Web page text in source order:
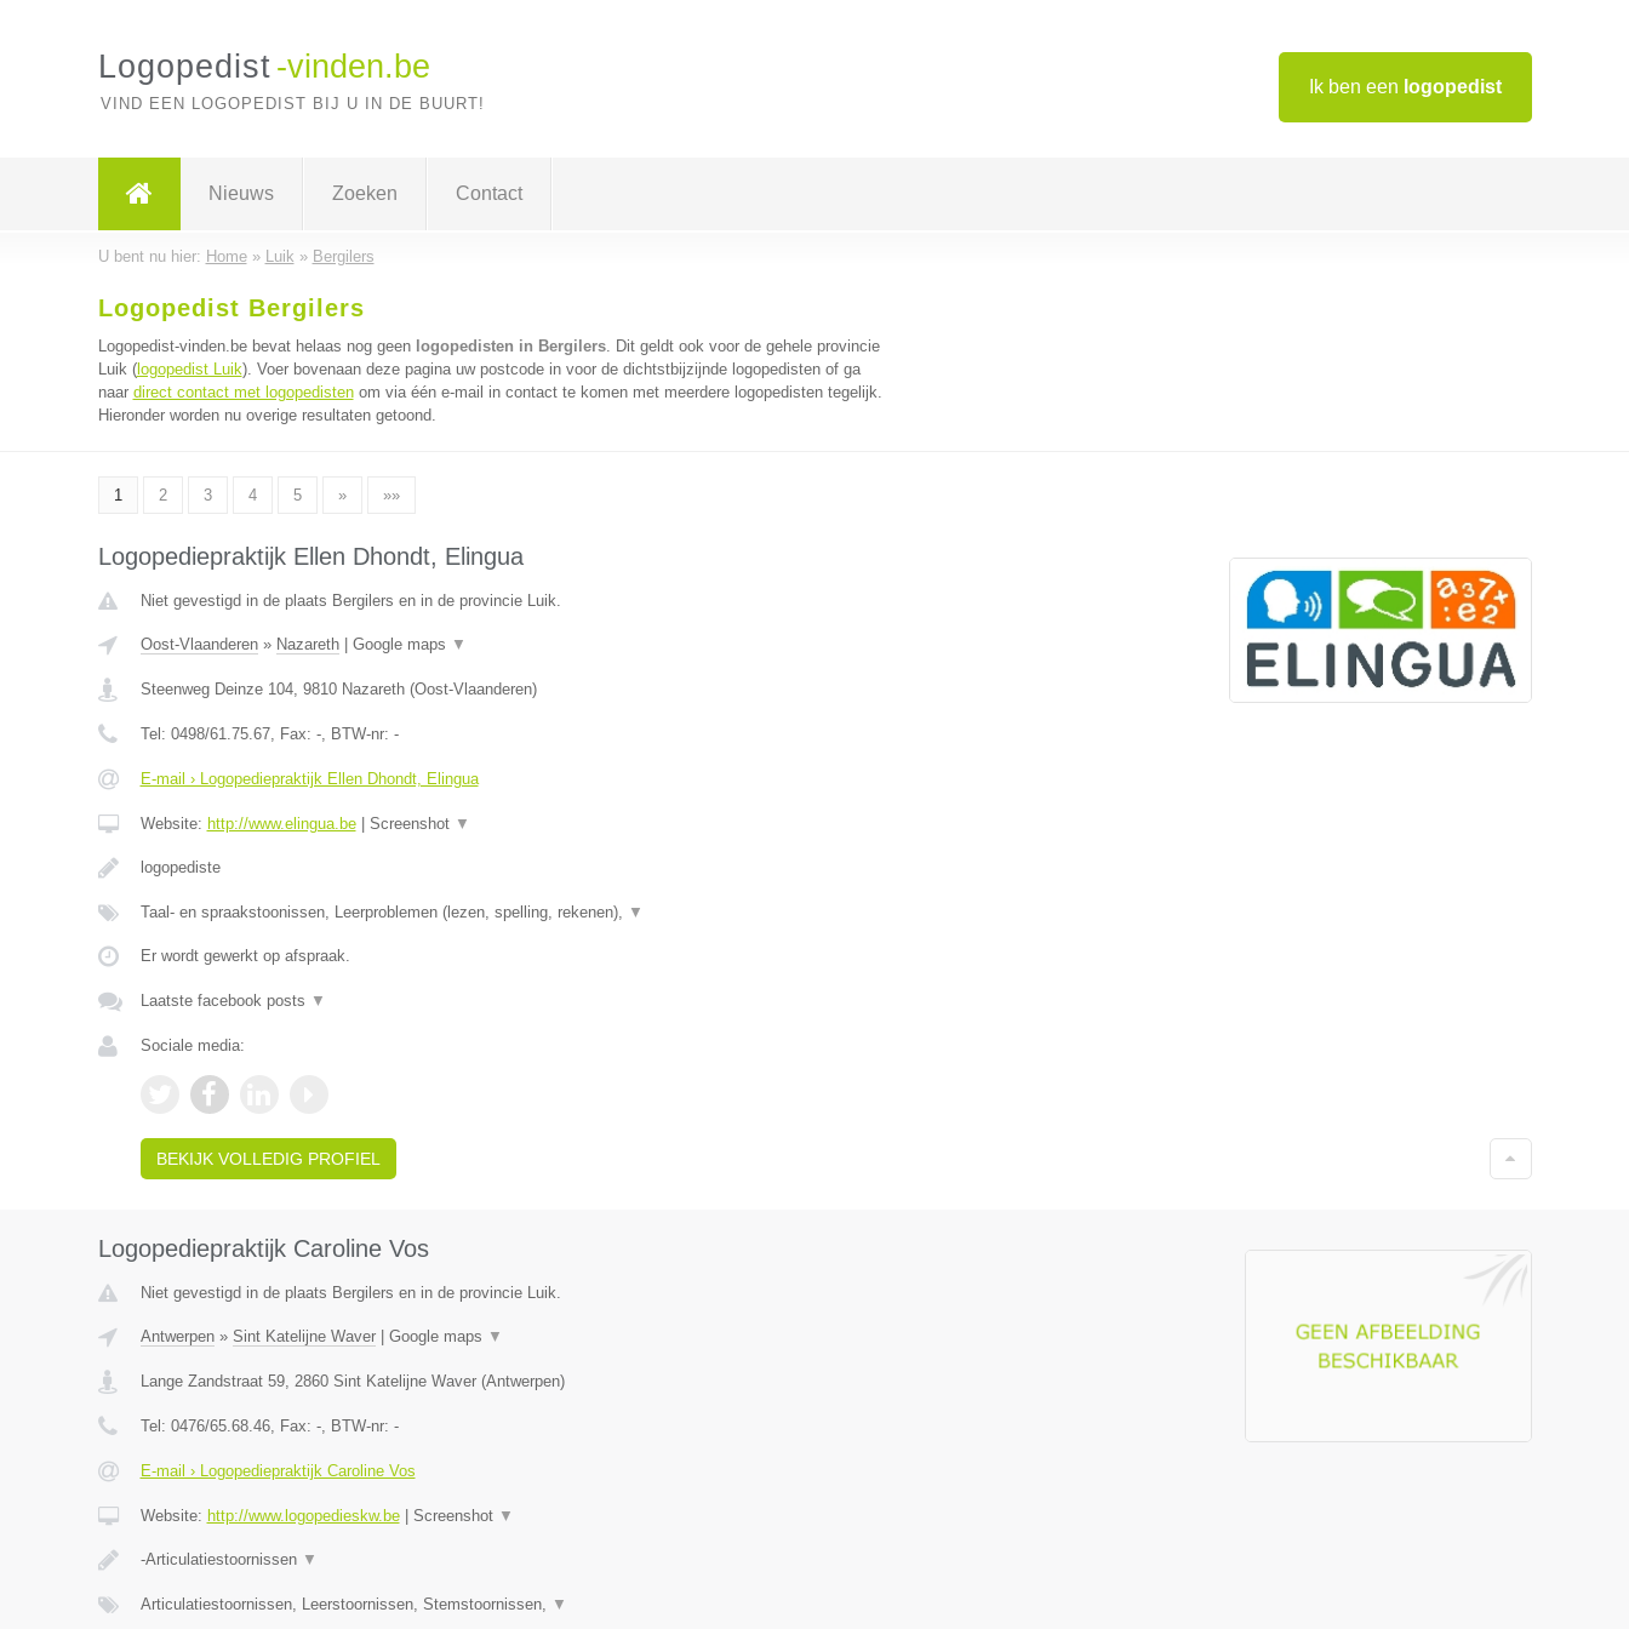
Ik ben een logopedist
Logopedist -vinden.be
VIND EEN LOGOPEDIST BIJ U IN DE BUURT!
Nieuws Zoeken Contact
U bent nu hier: Home» Luik » Bergilers
Logopedist Bergilers
Logopedist-vinden.be bevat helaas nog geen logopedisten in Bergilers. Dit geldt ook voor de gehele provincie
Luik (logopedist Luik). Voer bovenaan deze pagina uw postcode in voor de dichtstbijzijnde logopedisten of ga
naar direct contact met logopedistenom via één e-mail in contact te komen met meerdere logopedisten tegelijk.
Hieronder worden nu overige resultaten getoond.
1 2 3 4 5 » »»
Logopediepraktijk Ellen Dhondt, Elingua
Niet gevestigd in de plaats Bergilers en in de provincie Luik.
Oost-Vlaanderen» Nazareth| Google maps ▼
Steenweg Deinze 104, 9810 Nazareth(Oost-Vlaanderen)
Tel: 0498/61.75.67, Fax: -, BTW-nr: -
E-mail › Logopediepraktijk Ellen Dhondt, Elingua
Website: http://www.elingua.be| Screenshot ▼
logopediste
Taal- en spraakstoonissen, Leerproblemen (lezen, spelling, rekenen), ▼
Er wordt gewerkt op afspraak.
Laatste facebook posts ▼
Sociale media:
BEKIJK VOLLEDIG PROFIEL
Logopediepraktijk Caroline Vos
Niet gevestigd in de plaats Bergilers en in de provincie Luik.
Antwerpen» Sint Katelijne Waver| Google maps ▼
Lange Zandstraat 59, 2860 Sint Katelijne Waver(Antwerpen)
Tel: 0476/65.68.46, Fax: -, BTW-nr: -
E-mail › Logopediepraktijk Caroline Vos
Website: http://www.logopedieskw.be| Screenshot ▼
-Articulatiestoornissen ▼
Articulatiestoornissen, Leerstoornissen, Stemstoornissen, ▼